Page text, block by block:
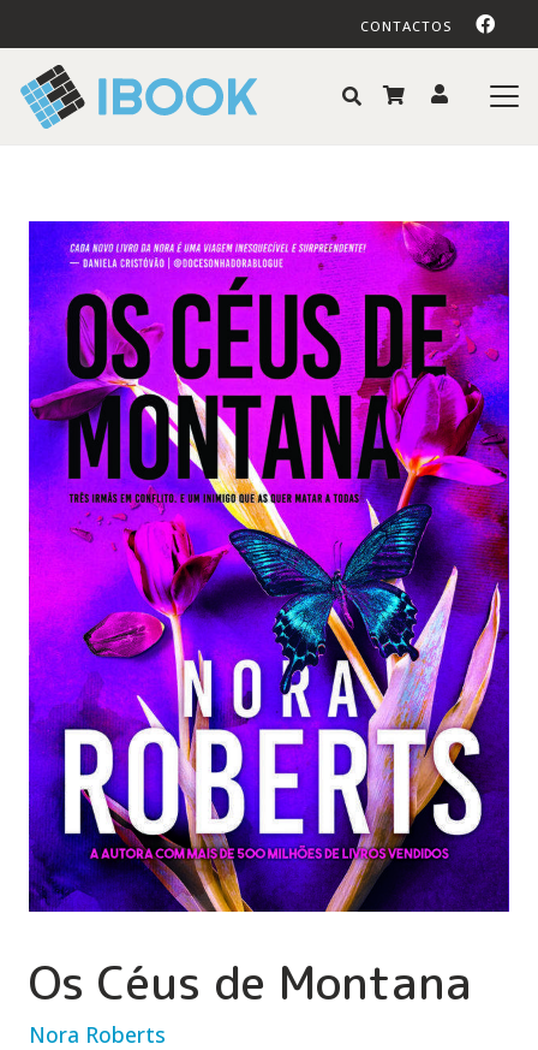
CONTACTOS
Os Céus de Montana
Nora Roberts